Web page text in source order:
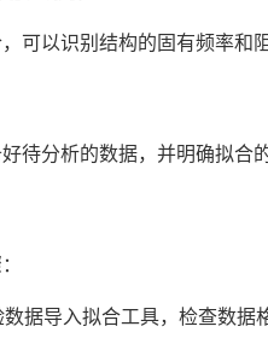
可以识别结构的固有频率和
待分析的数据，并明确拟合
据导入拟合工具，检查数据